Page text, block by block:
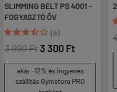
-
237 ML CSOMAG

43 980 Ft 29 500 Ft
szállítás Gymstore PRO
tagként